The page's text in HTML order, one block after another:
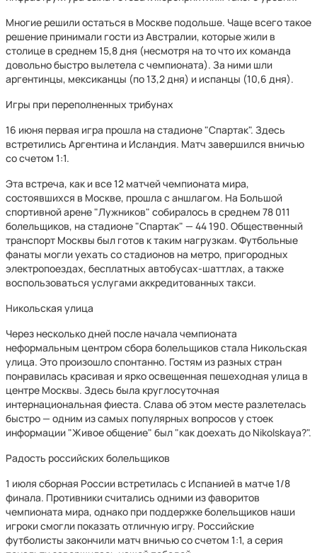
Многие решили остаться в Москве подольше. Чаще всего такое
решение принимали гости из Австралии, которые жили в
столице в среднем 15,8 дня (несмотря на то что их команда
довольно быстро вылетела с чемпионата). За ними шли
аргентинцы, мексиканцы (по 13,2 дня) и испанцы (10,6 дня).
Игры при переполненных трибунах
16 июня первая игра прошла на стадионе "Спартак". Здесь
встретились Аргентина и Исландия. Матч завершился вничью
со счетом 1:1.
Эта встреча, как и все 12 матчей чемпионата мира,
состоявшихся в Москве, прошла с аншлагом. На Большой
спортивной арене "Лужников" собиралось в среднем 78 011
болельщиков, на стадионе "Спартак" — 44 190. Общественный
транспорт Москвы был готов к таким нагрузкам. Футбольные
фанаты могли уехать со стадионов на метро, пригородных
электропоездах, бесплатных автобусах-шаттлах, а также
воспользоваться услугами аккредитованных такси.
Никольская улица
Через несколько дней после начала чемпионата
неформальным центром сбора болельщиков стала Никольская
улица. Это произошло спонтанно. Гостям из разных стран
понравилась красивая и ярко освещенная пешеходная улица в
центре Москвы. Здесь была круглосуточная
интернациональная фиеста. Слава об этом месте разлетелась
быстро — одним из самых популярных вопросов у стоек
информации "Живое общение" был "как доехать до Nikolskaya?".
Радость российских болельщиков
1 июля сборная России встретилась с Испанией в матче 1/8
финала. Противники считались одними из фаворитов
чемпионата мира, однако при поддержке болельщиков наши
игроки смогли показать отличную игру. Российские
футболисты закончили матч вничью со счетом 1:1, а серия